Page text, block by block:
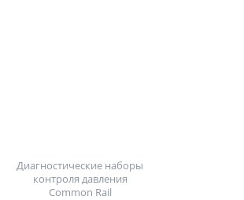
Диагностические наборы
контроля давления
Common Rail